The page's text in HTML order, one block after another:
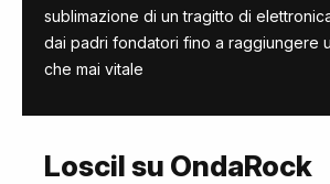
sublimazione di un tragitto di
dai padri fondatori fino a raggiungere
che mai vitale
Loscil su OndaRock